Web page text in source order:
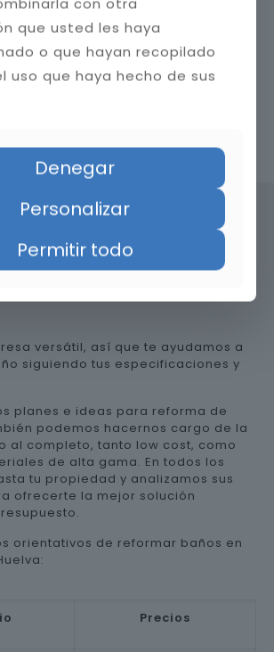
con nosotros
reformar el baño en
Huelva
versátil, así que te ayudamos a
siguiendo tus especificaciones y
planes e ideas para reforma de
podemos hacernos cargo de la
al completo, tanto low cost, como
de alta gama. En todos los
tu propiedad y analizamos sus
ofrecerte la mejor solución
orientativos de reformar baños en
Precios
que usted les haya
o que hayan recopilado
uso que haya hecho de sus
Denegar
Personalizar
Permitir todo